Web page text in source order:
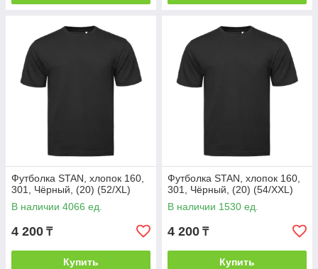
Футболка STAN, хлопок 160,
301, Чёрный, (20) (52/XL)
В наличии 4066 ед.
4 200 ₸
Купить
Футболка STAN, хлопок 160,
301, Чёрный, (20) (54/XXL)
В наличии 1530 ед.
4 200 ₸
Купить